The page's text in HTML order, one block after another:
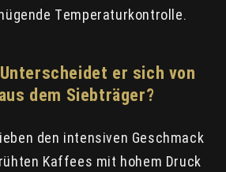
Temperaturkontrolle.
er sich von
dem Siebträger?
den intensiven Geschmack
Kaffees mit hohem Druck